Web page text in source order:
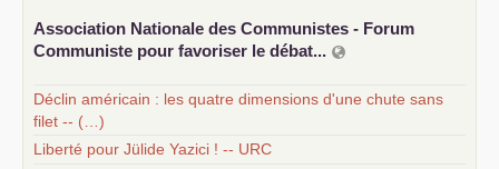
Association Nationale des Communistes - Forum
Communiste pour favoriser le débat...
Déclin américain : les quatre dimensions d'une chute sans
filet -- (…)
Liberté pour Jülide Yazici ! -- URC